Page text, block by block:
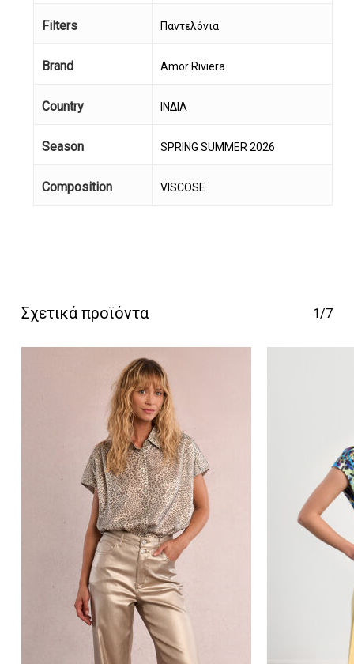
Κανένα προϊόν στο
Filters Παντελόνια
Brand Amor Riviera
Country ΙΝΔΙΑ
Season SPRING SUMMER 2026
Composition VISCOSE
Σχετικά προϊόντα 1/7